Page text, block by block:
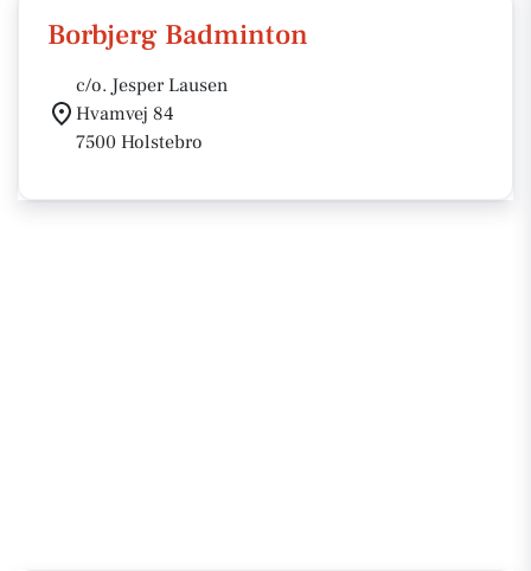
Borbjerg Badminton
c/o. Jesper Lausen
Hvamvej 84
7500 Holstebro